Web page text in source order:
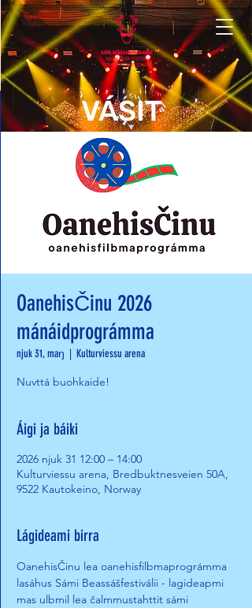
VÁSIT
OanehisČinu 2026
mánáidprográmma
njuk 31, maŋ
  |
Kulturviessu arena
Nuvttá buohkaide!
Áigi ja báiki
2026 njuk 31 12:00 – 14:00
Kulturviessu arena, Bredbuktnesveien 50A,
9522 Kautokeino, Norway
Lágideami birra
OanehisČinu lea oanehisfilbmaprográmma
lasáhus Sámi Beassášfestiválii - lagideapmi
mas ulbmil lea čalmmustahttit sámi